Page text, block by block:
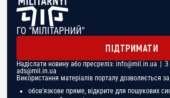
ГО "МІЛІТАРНИЙ"
ПІДТРИМАТИ
Надіслати новину або пресреліз: info@mil.in.ua | З
ads@mil.in.ua
Використання матеріалів порталу дозволяється
обов'язкове пряме, відкрите для пошукових